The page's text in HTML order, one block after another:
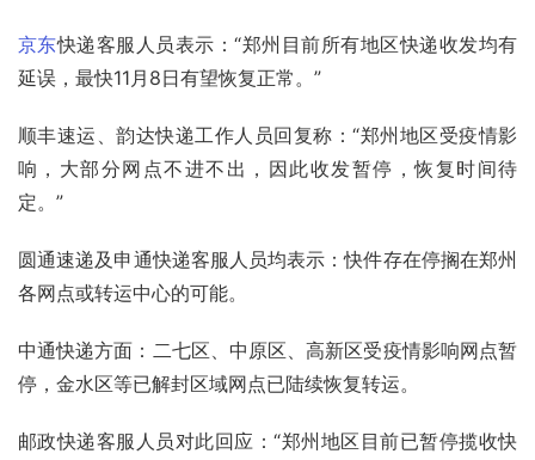
京东快递客服人员表示：“郑州目前所有地区快递收发均有
延误，最快11月8日有望恢复正常。”
顺丰速运 、韵达快递工作人员回复称：“郑州地区受疫情影
响，大部分网点不进不出，因此收发暂停，恢复时间待
定。”
圆通速递及 申通快递客服人员均表示：快件存在停搁在郑州
各网点或转运中心的可能。
中通快递方面： 二七区、 中原区、高新区受疫情影响网点暂
停， 金水区等已解封区域网点已陆续恢复转运。
邮政快递客服人员对此回应：“郑州地区目前已暂停揽收快